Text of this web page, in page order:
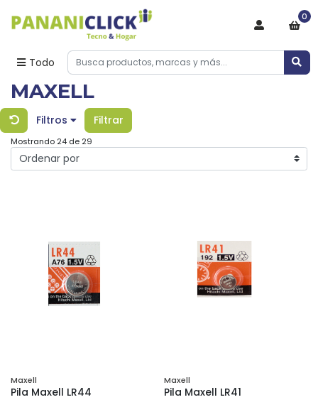
Todo
0
MAXELL
Filtros Filtrar
Mostrando 24 de 29
Maxell
Pila Maxell LR44
Maxell
Pila Maxell LR41